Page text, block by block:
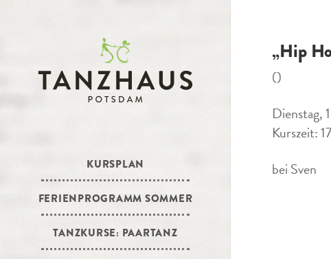
KURSPLAN
FERIENPROGRAMM SOMMER
TANZKURSE: PAARTANZ
„Hip
()
Dienstag,
Kurszeit:
bei Sven